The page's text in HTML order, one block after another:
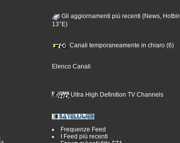
Gli aggiornamenti più recenti (News,
13°E)
Canali temporaneamente in chiaro (6)
Elenco Canali
Ultra High Definition TV Channels
Frequenze Feed
I Feed più recenti